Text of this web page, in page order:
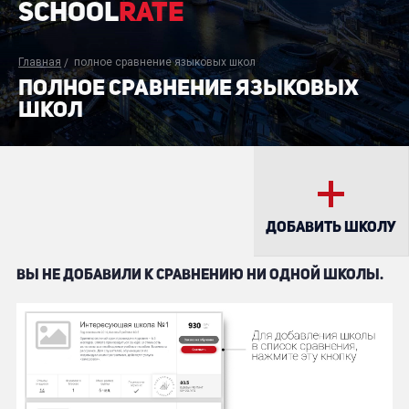
SchoolRate
Главная полное сравнение языковых школ
ПОЛНОЕ СРАВНЕНИЕ ЯЗЫКОВЫХ
ШКОЛ
ВЫ НЕ ДОБАВИЛИ К СРАВНЕНИЮ НИ ОДНОЙ ШКОЛЫ.
ДОБАВИТЬ ШКОЛУ